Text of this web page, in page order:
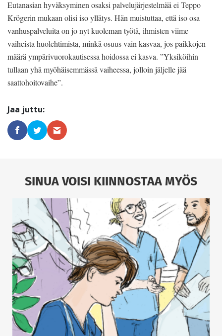
Eutanasian hyväksyminen osaksi palvelujärjestelmää ei Teppo
Krögerin mukaan olisi iso yllätys. Hän muistuttaa, että iso osa
vanhuspalveluita on jo nyt kuoleman työtä, ihmisten viime
vaiheista huolehtimista, minkä osuus vain kasvaa, jos paikkojen
määrä ympärivuorokautisessa hoidossa ei kasva. ”Yksiköihin
tullaan yhä myöhäisemmässä vaiheessa, jolloin jäljelle jää
saattohoitovaihe”.
SINUA VOISI KIINNOSTAA MYÖS